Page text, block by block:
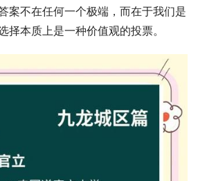
案不在任何一个极端，而在于我们是
本质上是一种价值观的投票。